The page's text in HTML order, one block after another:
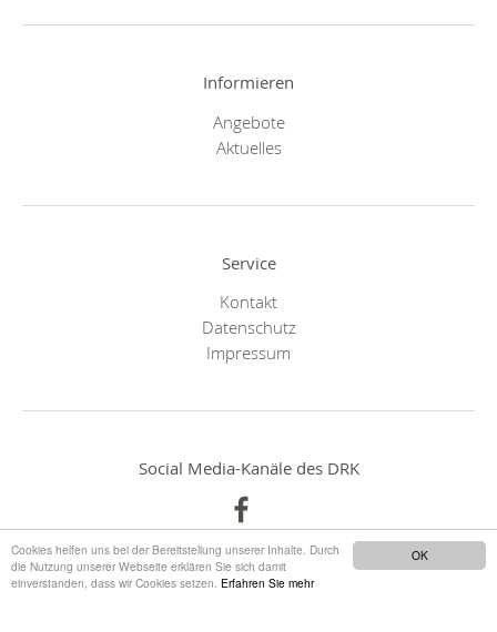
OK
Cookies helfen uns bei der Bereitstellung unserer Inhalte. Durch
die Nutzung unserer Webseite erklären Sie sich damit
einverstanden, dass wir Cookies setzen. Erfahren Sie mehr
Informieren
Angebote
Aktuelles
Service
Kontakt
Datenschutz
Impressum
Social Media-Kanäle des DRK